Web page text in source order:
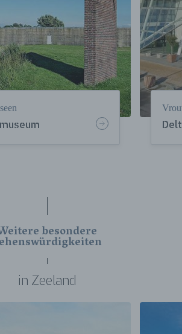
besondere
in Zeeland